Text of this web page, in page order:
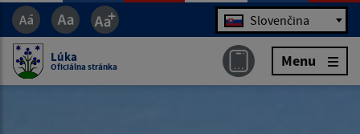
Jazyk Slovenčina
Lúka
Oficiálna stránka Menu